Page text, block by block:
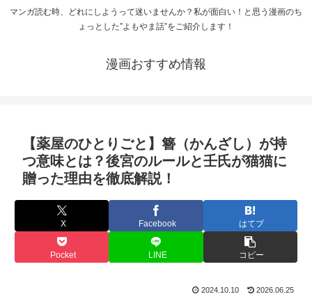
マンガ読む時、どれにしようって迷いませんか？私が面白い！と思う漫画のち
ょっとした”よもやま話”をご紹介します！
漫画おすすめ情報
【薬屋のひとりごと】簪（かんざし）が持
つ意味とは？後宮のルールと壬氏が猫猫に
贈った理由を徹底解説！
X Facebook はてブ
Pocket LINE コピー
2024.10.10 2026.06.25